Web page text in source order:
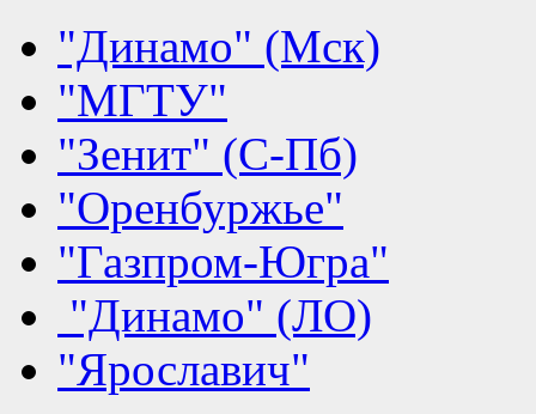
"Динамо" (Мск)
"МГТУ"
"Зенит" (С-Пб)
"Оренбуржье"
"Газпром-Югра"
"Динамо" (ЛО)
"Ярославич"